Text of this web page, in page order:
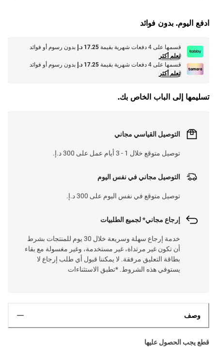
ادفع اليوم. بدون فوائد
قسمها على 4 دفعات شهرية بقيمة 17.25 د.إ
بدون رسوم أو فوائد
تعلم أكثر
قسمها على 4 دفعات شهرية بقيمة
17.25 د.إ
بدون رسوم أو فوائد
تعلم أكثر
تسليمها إلى الباب الخاص بك.
التوصيل القياسي مجاني
توصيل متوقع خلال 1 - 3 أيام عمل على 300 د.إ.
التوصيل مجاني في نفس اليوم
توصيل متوقع في نفس اليوم على 300 د.إ.
إرجاع مجاني* لجميع الطلبيات
خدمة إرجاع سهلة وسريعة خلال 30 يوم للمنتجات بشرط
أن تكون غير مرتداة، غير مستخدمة، وغير مغسولة مع بقاء
بطاقة التعليق مرفقة. لا يمكننا قبول أي طلب إرجاع لا
يستوفي هذه الشروط. *تطبق الاستثناءات
وصف
قطع يجب الحصول عليها